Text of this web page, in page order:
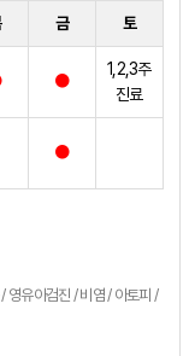
금 토
1,2,3주
진료
영유아검진 / 비염 / 아토피 /